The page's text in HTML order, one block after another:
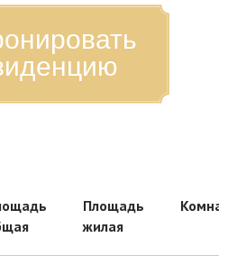
Площадь
жилая
Комнат